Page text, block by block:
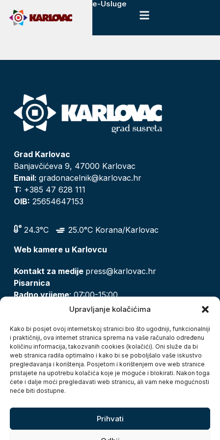
Upravljanje kolačićima
Kako bi posjet ovoj internetskoj stranici bio što ugodniji, funkcionalniji
i praktičniji, ova internet stranica sprema na vaše računalo određenu
količinu informacija, takozvanih cookies (kolačići). Oni služe da bi
web stranica radila optimalno i kako bi se poboljšalo vaše iskustvo
pregledavanja i korištenja. Posjetom i korištenjem ove web stranice
pristajete na upotrebu kolačića koje je moguće i blokirati. Nakon toga
ćete i dalje moći pregledavati web stranicu, ali vam neke mogućnosti
neće biti dostupne.
Prihvati
e-Usluge
Grad Karlovac
Banjavčićeva 9, 47000 Karlovac
Email: gradonacelnik@karlovac.hr
T: +385 47 628 111
OIB: 25654647153
24.3°C
25.0°C Korana/Karlovac
Web kamere u Karlovcu
Kontakt za medije press@karlovac.hr
Pisarnica
Radno vrijeme: 07:00-15:00
pisarnica@karlovac.hr
Zaštita osobnih podataka
Pristup informacijama
Kolačići
Izjava o pristupačnosti
Turistička zajednica grada Karlovca